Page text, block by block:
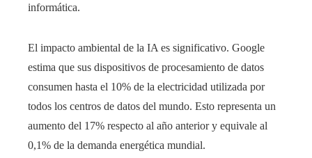
informática.
El impacto ambiental de la IA es significativo. Google
estima que sus dispositivos de procesamiento de datos
consumen hasta el 10% de la electricidad utilizada por
todos los centros de datos del mundo. Esto representa un
aumento del 17% respecto al año anterior y equivale al
0,1% de la demanda energética mundial.